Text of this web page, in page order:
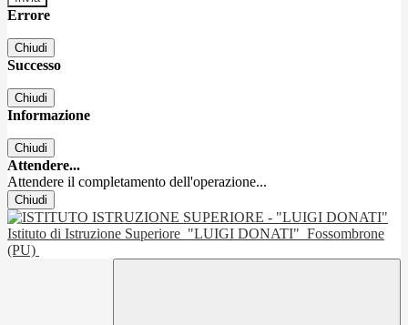
Errore
Chiudi
Successo
Chiudi
Informazione
Chiudi
Attendere...
Attendere il completamento dell'operazione...
Chiudi
Istituto di Istruzione Superiore "LUIGI DONATI" Fossombrone
(PU)